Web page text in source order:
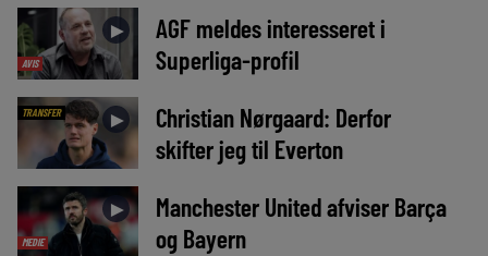
AVIS
►
AGF meldes interesseret i
Superliga-profil
TRANSFER ►
Christian Nørgaard: Derfor
skifter jeg til Everton
MEDIE
►
Manchester United afviser Barça
og Bayern